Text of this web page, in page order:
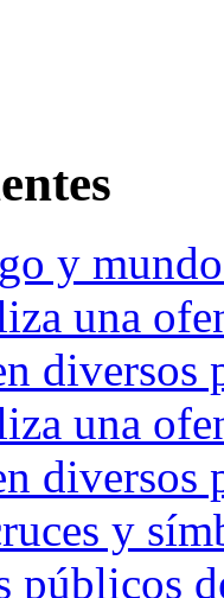
y
una
una
y
públicos